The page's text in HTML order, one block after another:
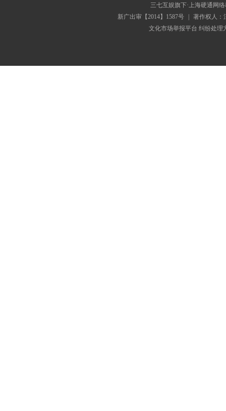
三七互娱旗下·上海硬通网
新广出审【2014】1587号
著作权人：
文化市场举报平台 纠纷处理